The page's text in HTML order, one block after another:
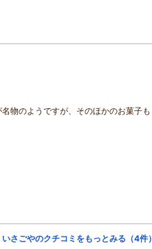
物のようですが、そのほかのお菓子も
いさごやのクチコミをもっとみる（4件）